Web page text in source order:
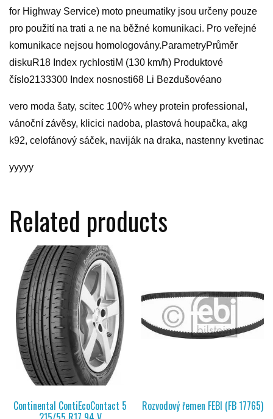
for Highway Service) moto pneumatiky jsou určeny pouze
pro použití na trati a ne na běžné komunikaci. Pro veřejné
komunikace nejsou homologovány.ParametryPrůměr
diskuR18 Index rychlostiM (130 km/h) Produktové
číslo2133300 Index nosnosti68 Li Bezdušovéano
vero moda šaty, scitec 100% whey protein professional,
vánoční závěsy, klicici nadoba, plastová houpačka, akg
k92, celofánový sáček, naviják na draka, nastenny kvetinac
yyyyy
Related products
Continental ContiEcoContact 5 Rozvodový řemen FEBI (FB 17765)